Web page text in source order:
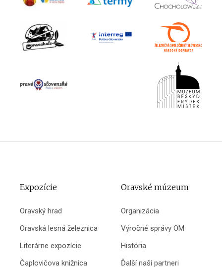
Expozície
Oravský hrad
Oravská lesná železnica
Literárne expozície
Čaplovičova knižnica
Oravské múzeum
Organizácia
Výročné správy OM
História
Ďalší naši partneri